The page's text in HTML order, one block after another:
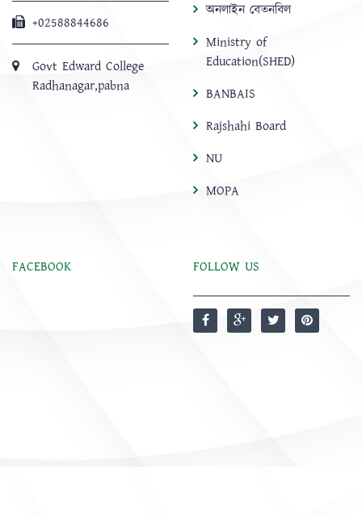
+02588844686
Govt Edward College
Radhanagar,pabna
অনলাইন বেতনবিল
Ministry of
Education(SHED)
BANBAIS
Rajshahi Board
NU
MOPA
FACEBOOK FOLLOW US